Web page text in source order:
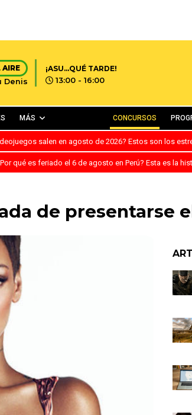
AIRE
Denis
¡ASU...QUÉ TARDE!
13:00 - 16:00
MÁS CONCURSOS
salen en agosto de 2026? Estos son los
qué es feriado el 6 de agosto en Perú? Esta es la
de presentarse